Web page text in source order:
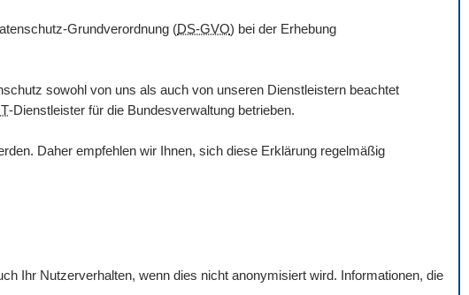
Grundverordnung (DS-GVO) bei der Erhebung
sowohl von uns als auch von unseren Dienstleistern beachtet
-Dienstleister für die Bundesverwaltung betrieben.
Daher empfehlen wir Ihnen, sich diese Erklärung regelmäßig
Ihr Nutzerverhalten, wenn dies nicht anonymisiert wird. Informationen, die